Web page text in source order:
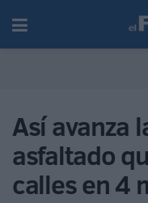
Así avanza
asfaltado
calles en 4